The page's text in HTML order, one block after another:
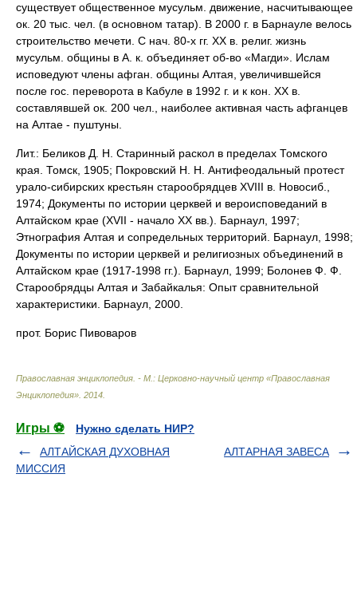
существует общественное мусульм. движение, насчитывающее
ок. 20 тыс. чел. (в основном татар). В 2000 г. в Барнауле велось
строительство мечети. С нач. 80-х гг. XX в. религ. жизнь
мусульм. общины в А. к. объединяет об-во «Магди». Ислам
исповедуют члены афган. общины Алтая, увеличившейся
после гос. переворота в Кабуле в 1992 г. и к кон. XX в.
составлявшей ок. 200 чел., наиболее активная часть афганцев
на Алтае - пуштуны.
Лит.: Беликов Д. Н. Старинный раскол в пределах Томского
края. Томск, 1905; Покровский Н. Н. Антифеодальный протест
урало-сибирских крестьян старообрядцев XVIII в. Новосиб.,
1974; Документы по истории церквей и вероисповеданий в
Алтайском крае (XVII - начало XX вв.). Барнаул, 1997;
Этнография Алтая и сопредельных территорий. Барнаул, 1998;
Документы по истории церквей и религиозных объединений в
Алтайском крае (1917-1998 гг.). Барнаул, 1999; Болонев Ф. Ф.
Старообрядцы Алтая и Забайкалья: Опыт сравнительной
характеристики. Барнаул, 2000.
прот. Борис Пивоваров
Православная энциклопедия. - М.: Церковно-научный центр «Православная
Энциклопедия» 2014
Игры ⚽
Нужно сделать НИР?
АЛТАЙСКАЯ ДУХОВНАЯ
МИССИЯ
АЛТАРНАЯ ЗАВЕСА